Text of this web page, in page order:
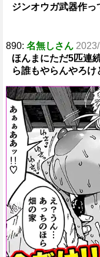
ジンオウガ武器作っ
890: 名無しさん
ほんまにただ5匹連
ら誰もやらんやろ